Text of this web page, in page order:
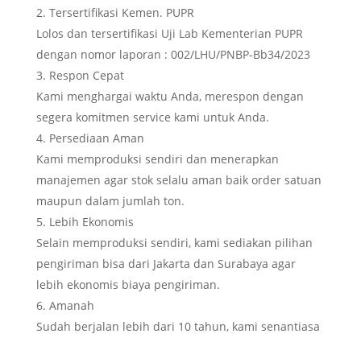
Tersertifikasi Kemen. PUPR
Lolos dan tersertifikasi Uji Lab Kementerian PUPR
dengan nomor laporan : 002/LHU/PNBP-Bb34/2023
Respon Cepat
Kami menghargai waktu Anda, merespon dengan
segera komitmen service kami untuk Anda.
Persediaan Aman
Kami memproduksi sendiri dan menerapkan
manajemen agar stok selalu aman baik order satuan
maupun dalam jumlah ton.
Lebih Ekonomis
Selain memproduksi sendiri, kami sediakan pilihan
pengiriman bisa dari Jakarta dan Surabaya agar
lebih ekonomis biaya pengiriman.
Amanah
Sudah berjalan lebih dari 10 tahun, kami senantiasa